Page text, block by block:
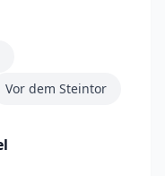
Vor dem Steintor